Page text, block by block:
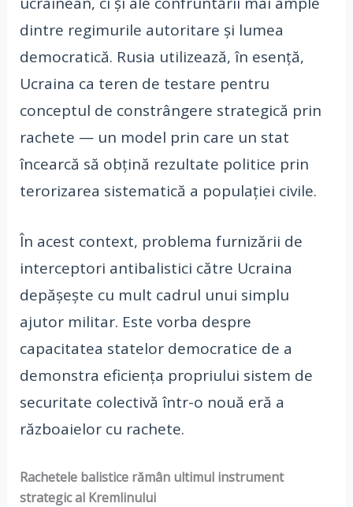
dintre regimurile autoritare și lumea
democratică. Rusia utilizează, în esență,
Ucraina ca teren de testare pentru
conceptul de constrângere strategică prin
rachete — un model prin care un stat
încearcă să obțină rezultate politice prin
terorizarea sistematică a populației civile.
În acest context, problema furnizării de
interceptori antibalistici către Ucraina
depășește cu mult cadrul unui simplu
ajutor militar. Este vorba despre
capacitatea statelor democratice de a
demonstra eficiența propriului sistem de
securitate colectivă într-o nouă eră a
războaielor cu rachete.
Rachetele balistice rămân ultimul instrument
strategic al Kremlinului